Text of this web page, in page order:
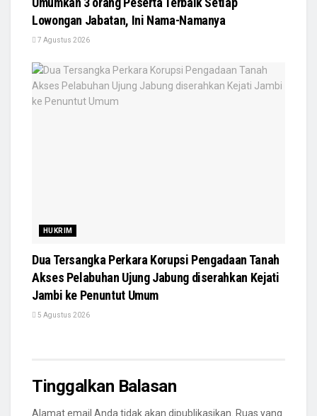
Lowongan Jabatan, Ini Nama-Namanya
7 Agustus 2026
HUKRIM
Dua Tersangka Perkara Korupsi Pengadaan Tanah
Akses Pelabuhan Ujung Jabung diserahkan Kejati
Jambi ke Penuntut Umum
5 Agustus 2026
Tinggalkan Balasan
Alamat email Anda tidak akan dipublikasikan. Ruas yang